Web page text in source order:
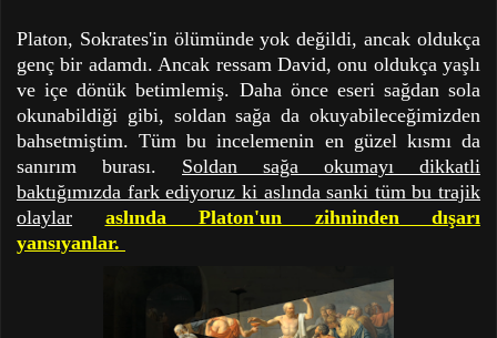
Platon, Sokrates'in ölümünde yok değildi, ancak oldukça
genç bir adamdı. Ancak ressam David, onu oldukça yaşlı
ve içe dönük betimlemiş. Daha önce eseri sağdan sola
okunabildiği gibi, soldan sağa da okuyabileceğimizden
bahsetmiştim. Tüm bu incelemenin en güzel kısmı da
sanırım burası. Soldan sağa okumayı dikkatli
baktığımızda fark ediyoruz ki aslında sanki tüm bu trajik
olaylar
aslında Platon'un zihninden dışarı
yansıyanlar.